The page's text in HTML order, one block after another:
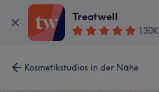
Treatwell
130K
Kosmetikstudios in der Nähe